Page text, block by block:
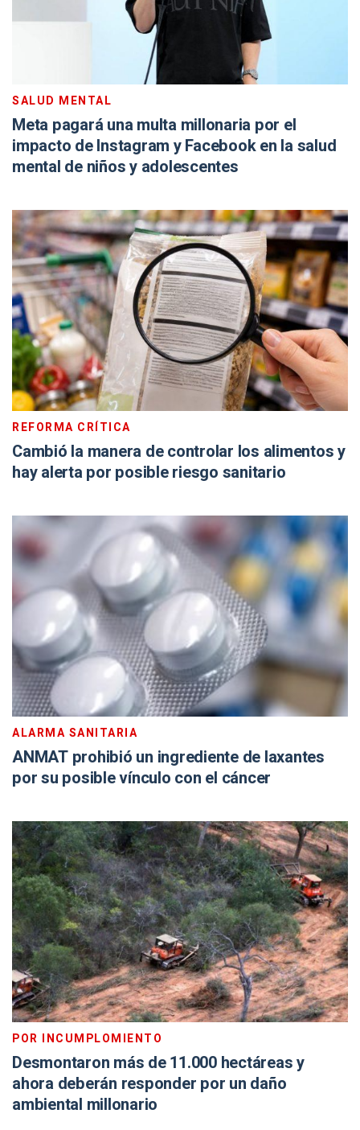
SALUD MENTAL
Meta pagará una multa millonaria por el
impacto de Instagram y Facebook en la salud
mental de niños y adolescentes
REFORMA CRÍTICA
Cambió la manera de controlar los alimentos y
hay alerta por posible riesgo sanitario
ALARMA SANITARIA
ANMAT prohibió un ingrediente de laxantes
por su posible vínculo con el cáncer
POR INCUMPLOMIENTO
Desmontaron más de 11.000 hectáreas y
ahora deberán responder por un daño
ambiental millonario